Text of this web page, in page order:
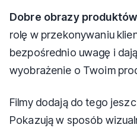
Dobre obrazy produktów
rolę w przekonywaniu
bezpośrednio uwagę i
wyobrażenie o Twoim
Filmy dodają do tego
Pokazują w sposób